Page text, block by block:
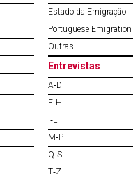
Estado da Emigração
Portuguese
Outras
Entrevistas
A‐D
E‐H
I‐L
M‐P
Q‐S
T‐Z